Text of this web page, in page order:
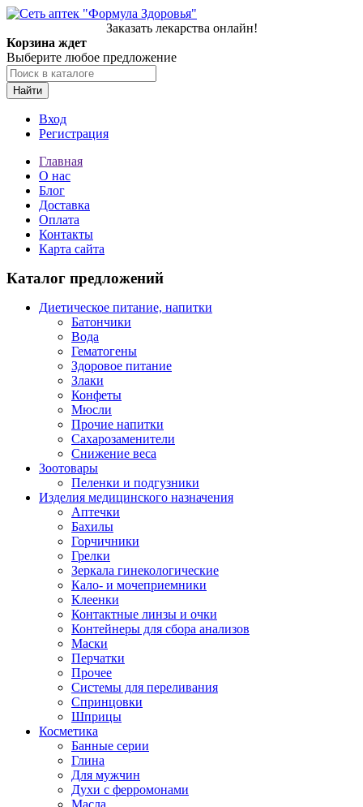
Заказать лекарства онлайн!
Корзина ждет
Выберите любое предложение
Найти
Вход
Регистрация
Главная
О нас
Блог
Доставка
Оплата
Контакты
Карта сайта
Каталог предложений
Диетическое питание, напитки
Батончики
Вода
Гематогены
Здоровое питание
Злаки
Конфеты
Мюсли
Прочие напитки
Сахарозаменители
Снижение веса
Зоотовары
Пеленки и подгузники
Изделия медицинского назначения
Аптечки
Бахилы
Горчичники
Грелки
Зеркала гинекологические
Кало- и мочеприемники
Клеенки
Контактные линзы и очки
Контейнеры для сбора анализов
Маски
Перчатки
Прочее
Системы для переливания
Спринцовки
Шприцы
Косметика
Банные серии
Глина
Для мужчин
Духи с ферромонами
Масла